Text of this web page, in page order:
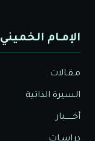
الإمـام الخميني
مـقـالات
السيرة الذاتية
أخــــــبار